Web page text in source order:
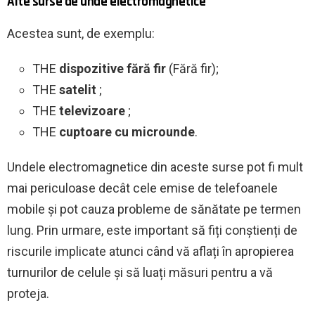
Acestea sunt, de exemplu:
THE dispozitive fără fir (Fără fir);
THE satelit ;
THE televizoare ;
THE cuptoare cu microunde.
Undele electromagnetice din aceste surse pot fi mult
mai periculoase decât cele emise de telefoanele
mobile și pot cauza probleme de sănătate pe termen
lung. Prin urmare, este important să fiți conștienți de
riscurile implicate atunci când vă aflați în apropierea
turnurilor de celule și să luați măsuri pentru a vă
proteja.